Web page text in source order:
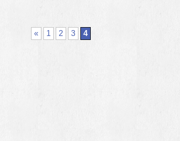
« 1 2 3 4